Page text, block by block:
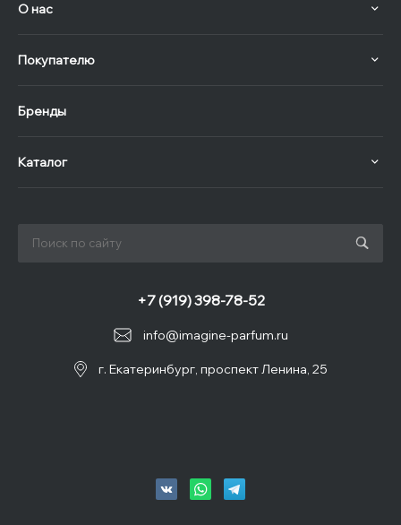
О нас
Покупателю
Бренды
Каталог
info@imagine-parfum.ru
+7 (919) 398-78-52
г. Екатеринбург, проспект Ленина, 25